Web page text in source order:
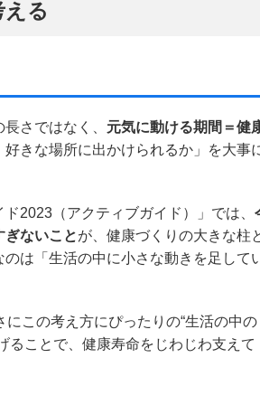
る
さではなく、 元気に動ける期間＝健
きな場所に出かけられるか」を大事
2023（アクティブガイド）」では、
ぎないことが、健康づくりの大きな柱
は「生活の中に小さな動きを足して
この考え方にぴったりの“生活の中の
ることで、健康寿命をじわじわ支えて